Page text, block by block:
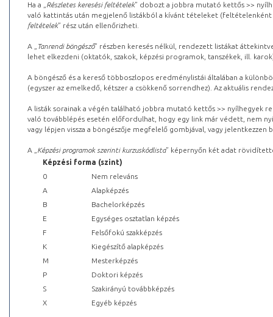
Ha a „ Részletes keresési feltételek” dobozt a jobbra mutató kettős >>
való kattintás után megjelenő listákból a kívánt tételeket (feltételenként
feltételek” rész után ellenőrizheti.
A „ Tanrendi böngésző” részben keresés nélkül, rendezett listákat
lehet elkezdeni (oktatók, szakok, képzési programok, tanszékek, ill.
A böngésző és a kereső többoszlopos eredménylistái általában a
(egyszer az emelkedő, kétszer a csökkenő sorrendhez). Az aktuális
A listák sorainak a végén található jobbra mutató kettős >> nyílhegyek
való továbblépés esetén előfordulhat, hogy egy link már védett, nem
vagy lépjen vissza a böngészője megfelelő gombjával, vagy
A „ Képzési programok szerinti kurzuskódlista” képernyőn két adat
Képzési forma (szint)
0
Nem releváns
A
Alapképzés
B
Bachelorképzés
E
Egységes osztatlan képzés
F
Felsőfokú szakképzés
K
Kiegészítő alapképzés
M
Mesterképzés
P
Doktori képzés
S
Szakirányú továbbképzés
X
Egyéb képzés